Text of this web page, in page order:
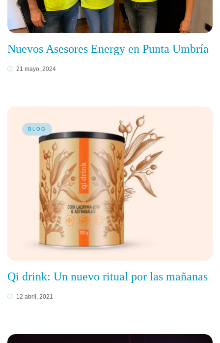
Nuevos Asesores Energy en Punta Umbría
21 mayo, 2024
BLOG
Qi drink: Un nuevo ritual por las mañanas
12 abril, 2021